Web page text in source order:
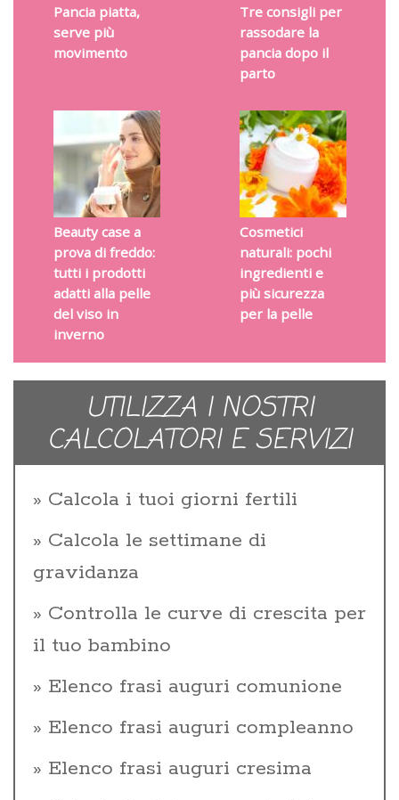
Pancia piatta,
serve più
movimento
Tre consigli per
rassodare la
pancia dopo il
parto
Beauty case a
prova di freddo:
tutti i prodotti
adatti alla pelle
del viso in
inverno
Cosmetici
naturali: pochi
ingredienti e
più sicurezza
per la pelle
UTILIZZA I NOSTRI
CALCOLATORI E SERVIZI
Calcola i tuoi giorni fertili
Calcola le settimane di
gravidanza
Controlla le curve di crescita per
il tuo bambino
Elenco frasi auguri comunione
Elenco frasi auguri compleanno
Elenco frasi auguri cresima